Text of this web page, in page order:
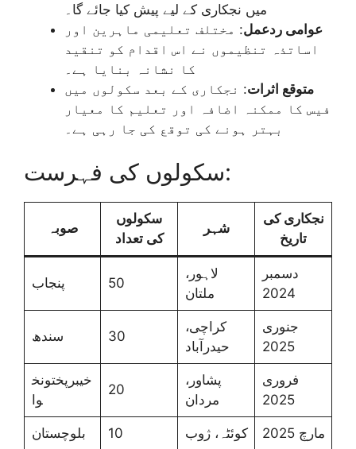
میں نجکاری کے لیے پیش کیا جائے گا۔
عوامی ردعمل: مختلف تعلیمی ماہرین اور
اساتذہ تنظیموں نے اس اقدام کو تنقید
کا نشانہ بنایا ہے۔
متوقع اثرات: نجکاری کے بعد سکولوں میں
فیس کا ممکنہ اضافہ اور تعلیم کا معیار
بہتر ہونے کی توقع کی جا رہی ہے۔
سکولوں کی فہرست:
صوبہ
سکولوں
کی تعداد
شہر
نجکاری کی
تاریخ
پنجاب 50
لاہور،
ملتان
دسمبر
2024
سندھ 30
کراچی،
حیدرآباد
جنوری
2025
خیبرپختونخ
وا
20
پشاور،
مردان
فروری
2025
بلوچستان 10 کوئٹہ، ژوب مارچ 2025